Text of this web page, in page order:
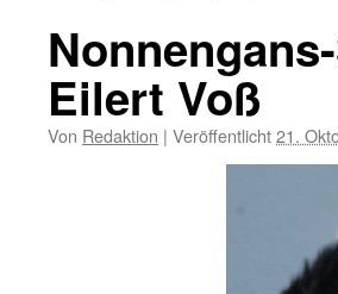
Eilert Voß
Von Redaktion | Veröffentlicht21.